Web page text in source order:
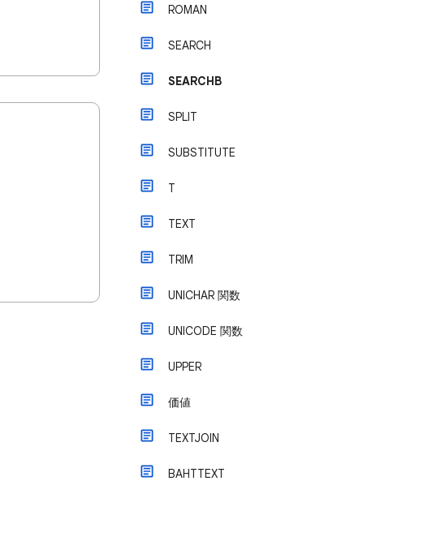
ROMAN
SEARCH
SEARCHB
SPLIT
SUBSTITUTE
T
TEXT
TRIM
UNICHAR 関数
UNICODE 関数
UPPER
価値
TEXTJOIN
BAHTTEXT